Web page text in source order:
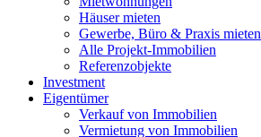
Häuser mieten
Gewerbe, Büro & Praxis mieten
Alle Projekt-Immobilien
Referenzobjekte
Investment
Eigentümer
Verkauf von Immobilien
Vermietung von Immobilien